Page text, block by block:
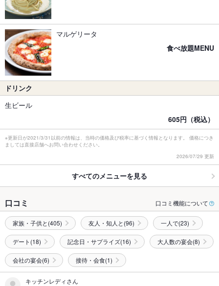
マルゲリータ
食べ放題MENU
ドリンク
生ビール
605円（税込）
※更新日が2021/3/31以前の情報は、当時の価格及び税率に基づく情報となります。 価格につき
ましては直接店舗へお問い合わせください。
2026/07/29 更新
すべてのメニューを見る
口コミ 口コミ機能について
家族・子供と(405) 友人・知人と(96) 一人で(23)
デート(18) 記念日・サプライズ(16) 大人数の宴会(8)
会社の宴会(6) 接待・会食(1)
キッチンレディさん